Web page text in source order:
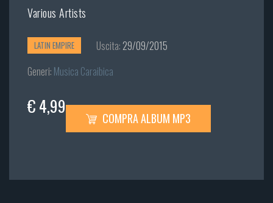
Various Artists
LATIN EMPIRE Uscita:29/09/2015
Generi: Musica Caraibica
€ 4,99
COMPRA ALBUM MP3